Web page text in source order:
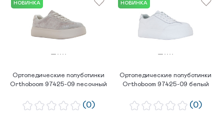
НОВИНКА
Ортопедические полуботинки
Orthoboom 97425-09 песочный
(0)
НОВИНКА
Ортопедические полуботинки
Orthoboom 97425-09 белый
(0)